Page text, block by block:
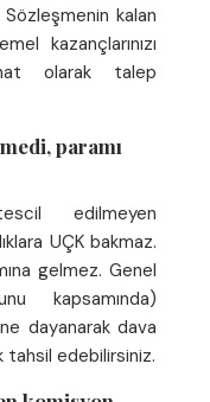
kalan
kazançlarınızı
olarak talep
paramı
edilmeyen
UÇK bakmaz.
gelmez. Genel
kapsamında)
dayanarak dava
tahsil edebilirsiniz.